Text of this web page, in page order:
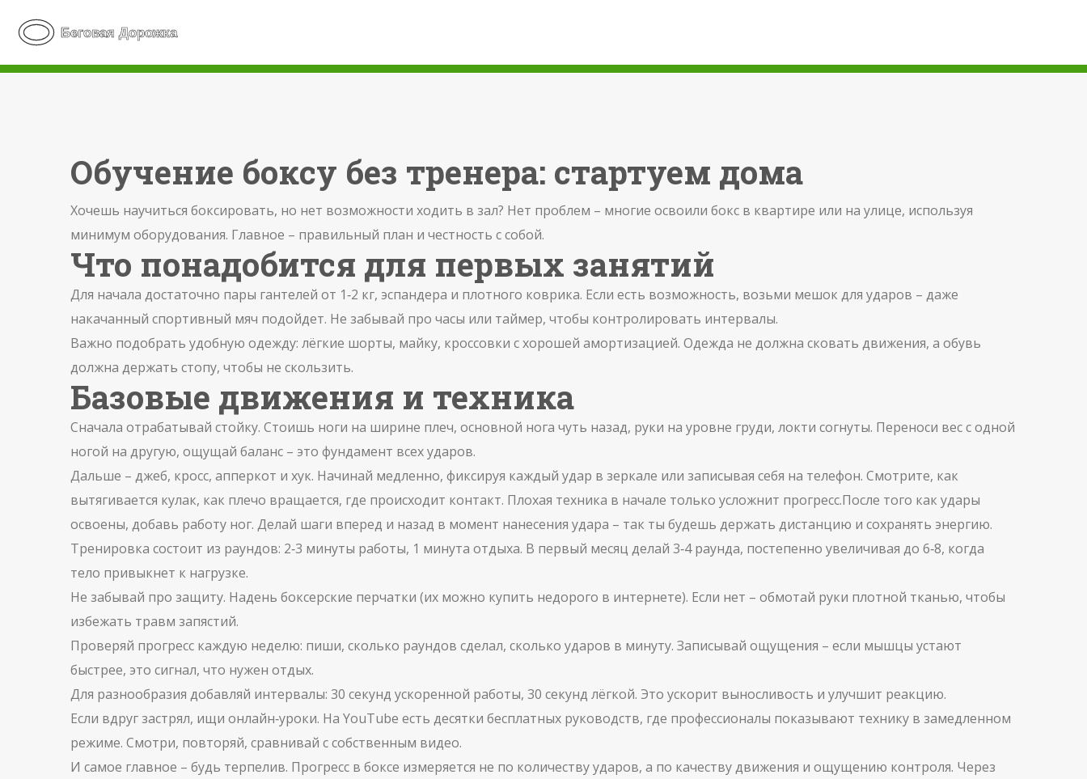
Обучение боксу без тренера: стартуем дома
Хочешь научиться боксировать, но нет возможности ходить в зал? Нет проблем – многие освоили бокс в квартире или на улице, используя
минимум оборудования. Главное – правильный план и честность с собой.
Что понадобится для первых занятий
Для начала достаточно пары гантелей от 1‑2 кг, эспандера и плотного коврика. Если есть возможность, возьми мешок для ударов – даже
накачанный спортивный мяч подойдет. Не забывай про часы или таймер, чтобы контролировать интервалы.
Важно подобрать удобную одежду: лёгкие шорты, майку, кроссовки с хорошей амортизацией. Одежда не должна сковать движения, а обувь
должна держать стопу, чтобы не скользить.
Базовые движения и техника
Сначала отрабатывай стойку. Стоишь ноги на ширине плеч, основной нога чуть назад, руки на уровне груди, локти согнуты. Переноси вес с одной
ногой на другую, ощущай баланс – это фундамент всех ударов.
Дальше – джеб, кросс, апперкот и хук. Начинай медленно, фиксируя каждый удар в зеркале или записывая себя на телефон. Смотрите, как
вытягивается кулак, как плечо вращается, где происходит контакт. Плохая техника в начале только усложнит прогресс.После того как удары
освоены, добавь работу ног. Делай шаги вперед и назад в момент нанесения удара – так ты будешь держать дистанцию и сохранять энергию.
Тренировка состоит из раундов: 2‑3 минуты работы, 1 минута отдыха. В первый месяц делай 3‑4 раунда, постепенно увеличивая до 6‑8, когда
тело привыкнет к нагрузке.
Не забывай про защиту. Надень боксерские перчатки (их можно купить недорого в интернете). Если нет – обмотай руки плотной тканью, чтобы
избежать травм запястий.
Проверяй прогресс каждую неделю: пиши, сколько раундов сделал, сколько ударов в минуту. Записывай ощущения – если мышцы устают
быстрее, это сигнал, что нужен отдых.
Для разнообразия добавляй интервалы: 30 секунд ускоренной работы, 30 секунд лёгкой. Это ускорит выносливость и улучшит реакцию.
Если вдруг застрял, ищи онлайн‑уроки. На YouTube есть десятки бесплатных руководств, где профессионалы показывают технику в замедленном
режиме. Смотри, повторяй, сравнивай с собственным видео.
И самое главное – будь терпелив. Прогресс в боксе измеряется не по количеству ударов, а по качеству движения и ощущению контроля. Через